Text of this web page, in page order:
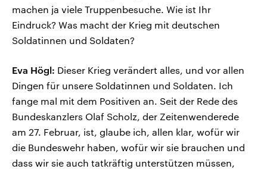
machen ja viele Truppenbesuche. Wie ist Ihr
Eindruck? Was macht der Krieg mit deutschen
Soldatinnen und Soldaten?
Eva Högl: Dieser Krieg verändert alles, und vor allen
Dingen für unsere Soldatinnen und Soldaten. Ich
fange mal mit dem Positiven an. Seit der Rede des
Bundeskanzlers Olaf Scholz, der Zeitenwenderede
am 27. Februar, ist, glaube ich, allen klar, wofür wir
die Bundeswehr haben, wofür wir sie brauchen und
dass wir sie auch tatkräftig unterstützen müssen,